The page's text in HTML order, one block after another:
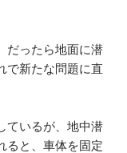
だったら地面に潜
で新たな問題に直
ているが、地中潜
ると、車体を固定